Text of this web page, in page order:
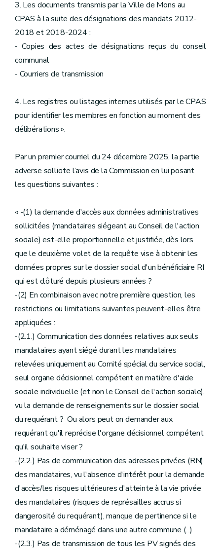
3. Les documents transmis par la Ville de Mons au
CPAS à la suite des désignations des mandats 2012-
2018 et 2018-2024 :
- Copies des actes de désignations reçus du conseil
communal
- Courriers de transmission
4. Les registres ou listages internes utilisés par le CPAS
pour identifier les membres en fonction au moment des
délibérations ».
Par un premier courriel du 24 décembre 2025, la partie
adverse sollicite l’avis de la Commission en lui posant
les questions suivantes :
« -(1) la demande d'accès aux données administratives
sollicitées (mandataires siégeant au Conseil de l'action
sociale) est-elle proportionnelle et justifiée, dès lors
que le deuxième volet de la requête vise à obtenir les
données propres sur le dossier social d'un bénéficiaire RI
qui est clôturé depuis plusieurs années ?
-(2) En combinaison avec notre première question, les
restrictions ou limitations suivantes peuvent-elles être
appliquées :
-(2.1.) Communication des données relatives aux seuls
mandataires ayant siégé durant les mandataires
relevées uniquement au Comité spécial du service social,
seul organe décisionnel compétent en matière d'aide
sociale individuelle (et non le Conseil de l'action sociale),
vu la demande de renseignements sur le dossier social
du requérant ? Ou alors peut on demander aux
requérant qu'il reprécise l'organe décisionnel compétent
qu'il souhaite viser ?
-(2.2.) Pas de communication des adresses privées (RN)
des mandataires, vu l'absence d'intérêt pour la demande
d'accès/les risques ultérieures d'atteinte à la vie privée
des mandataires (risques de représailles accrus si
dangerosité du requérant), manque de pertinence si le
mandataire a déménagé dans une autre commune (...)
-(2.3.) Pas de transmission de tous les PV signés des